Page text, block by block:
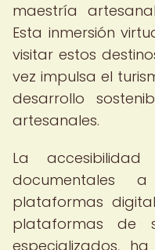
maestría
Esta inmersión
visitar estos
vez impulsa el
desarrollo
artesanales.
La
documentales
plataformas
plataformas de
especializados,